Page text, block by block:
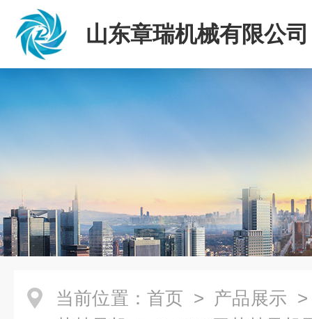
山东章瑞机械有限公司
当前位置： 首页 > 产品展示